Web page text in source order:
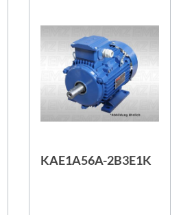
KAE1A56A-2B3E1K